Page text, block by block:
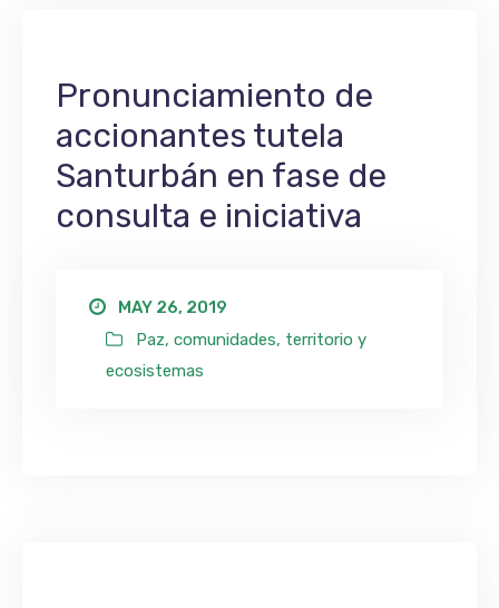
Pronunciamiento de
accionantes tutela
Santurbán en fase de
consulta e iniciativa
MAY 26, 2019
Paz, comunidades, territorio y
ecosistemas